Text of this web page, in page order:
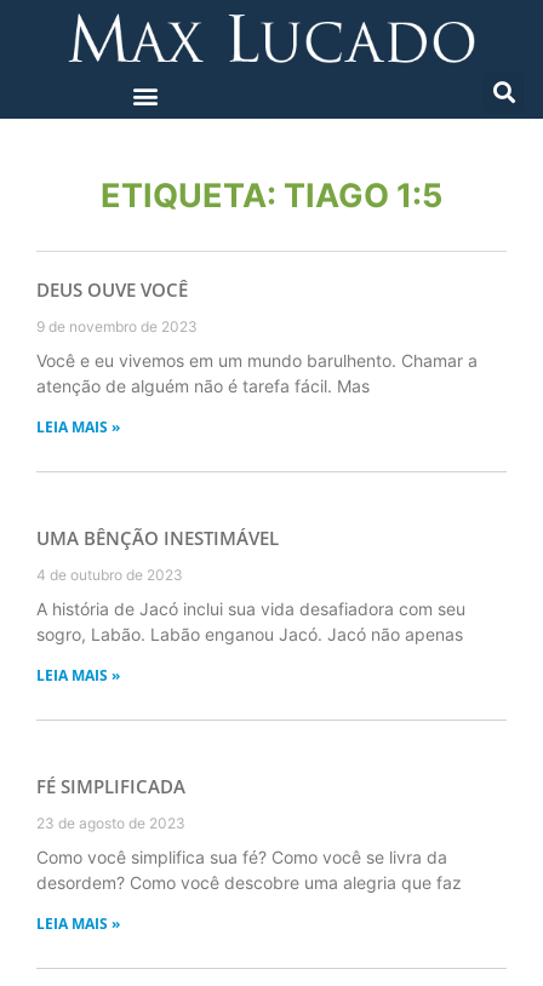
ETIQUETA: TIAGO 1:5
DEUS OUVE VOCÊ
9 de novembro de 2023
Você e eu vivemos em um mundo barulhento. Chamar a
atenção de alguém não é tarefa fácil. Mas
LEIA MAIS »
UMA BÊNÇÃO INESTIMÁVEL
4 de outubro de 2023
A história de Jacó inclui sua vida desafiadora com seu
sogro, Labão. Labão enganou Jacó. Jacó não apenas
LEIA MAIS »
FÉ SIMPLIFICADA
23 de agosto de 2023
Como você simplifica sua fé? Como você se livra da
desordem? Como você descobre uma alegria que faz
LEIA MAIS »